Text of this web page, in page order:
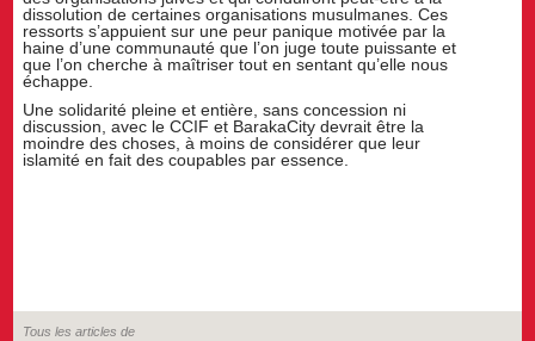
dissolution de certaines organisations musulmanes. Ces
ressorts s’appuient sur une peur panique motivée par la
haine d’une communauté que l’on juge toute puissante et
que l’on cherche à maîtriser tout en sentant qu’elle nous
échappe.
Une solidarité pleine et entière, sans concession ni
discussion, avec le CCIF et BarakaCity devrait être la
moindre des choses, à moins de considérer que leur
islamité en fait des coupables par essence.
Tous les articles de